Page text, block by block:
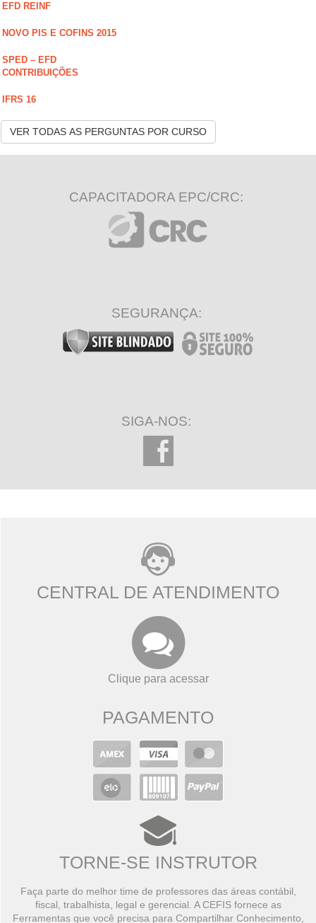
EFD REINF
NOVO PIS E COFINS 2015
SPED – EFD
CONTRIBUIÇÕES
IFRS 16
VER TODAS AS PERGUNTAS POR CURSO
CAPACITADORA EPC/CRC:
SEGURANÇA:
SIGA-NOS:
CENTRAL DE ATENDIMENTO
Clique para acessar
PAGAMENTO
TORNE-SE INSTRUTOR
Faça parte do melhor time de professores das áreas contábil,
fiscal, trabalhista, legal e gerencial. A CEFIS fornece as
Ferramentas que você precisa para Compartilhar Conhecimento,